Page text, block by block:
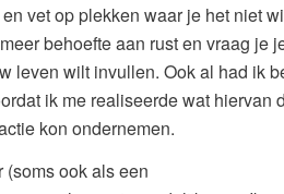
vet op plekken waar je het niet
behoefte aan rust en vraag je
leven wilt invullen. Ook al had ik
ik me realiseerde wat
kon ondernemen.
(soms ook als een